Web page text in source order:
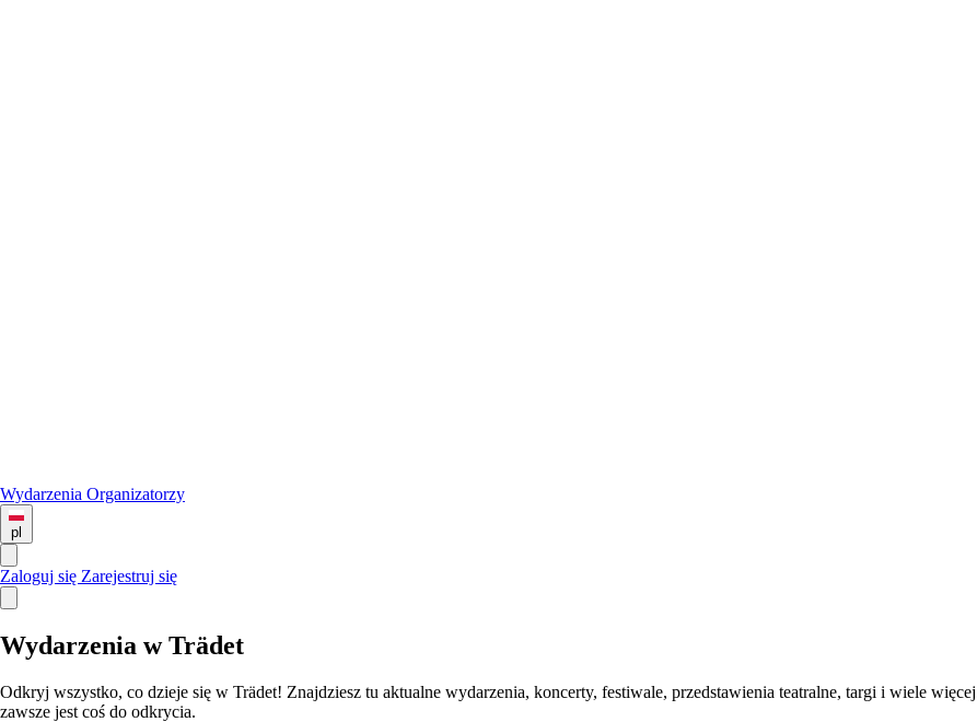
Wydarzenia Organizatorzy
pl
Zaloguj się Zarejestruj się
Wydarzenia w Trädet
Odkryj wszystko, co dzieje się w Trädet! Znajdziesz tu aktualne wydarzenia, koncerty, festiwale, przedstawienia teatralne, targi i wiele
zawsze jest coś do odkrycia.